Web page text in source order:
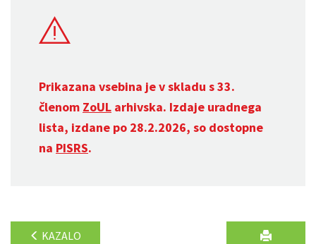
Prikazana vsebina je v skladu s 33.
členom ZoUL arhivska. Izdaje uradnega
lista, izdane po 28.2.2026, so dostopne
na PISRS.
KAZALO